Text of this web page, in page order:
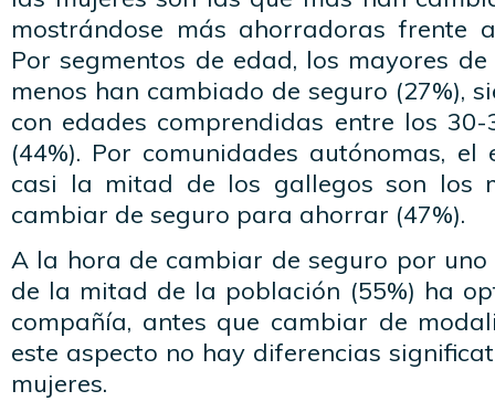
mostrándose más ahorradoras frente
Por segmentos de edad, los mayores
menos han cambiado de seguro (27%),
con edades comprendidas entre los
(44%). Por comunidades autónomas, el
casi la mitad de los gallegos son los
cambiar de seguro para ahorrar (47%).
A la hora de cambiar de seguro por uno
de la mitad de la población (55%) ha
compañía, antes que cambiar de
este aspecto no hay diferencias
mujeres.